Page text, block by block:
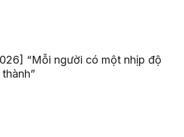
“Mỗi người có một nhịp độ